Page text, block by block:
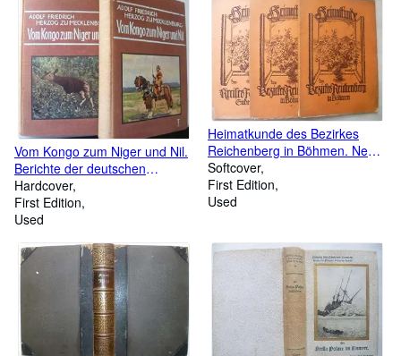
Vom Kongo zum Niger und Nil.
Berichte der deutschen
Zentralafrika-Expedition 1910/
1911.
Hardcover
First Edition
Used
Heimatkunde des Bezirkes
Reichenberg in Böhmen. Neue
Ausgabe. IV. Ortschroniken 1-3
Reichenberg 1.-3.Teil. Hefte
IV/1-3 (v. 4).
Softcover
First Edition
Used